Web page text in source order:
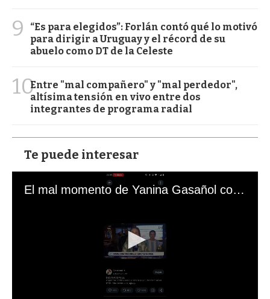
9
“Es para elegidos”: Forlán contó qué lo motivó
para dirigir a Uruguay y el récord de su
abuelo como DT de la Celeste
10Entre "mal compañero" y "mal perdedor",
altísima tensión en vivo entre dos
integrantes de programa radial
Te puede interesar
El mal momento de Yanina Gasañol con un hincha argentino en "Subrayado"